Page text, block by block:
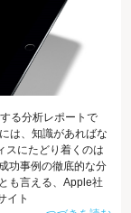
る分析レポートで
は、知識があればな
スにたどり着くのは
功事例の徹底的な分
も言える、Apple社
イト